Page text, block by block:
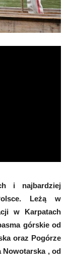
i najbardziej
Leżą w
w Karpatach
górskie od
oraz Pogórze
Nowotarska , od